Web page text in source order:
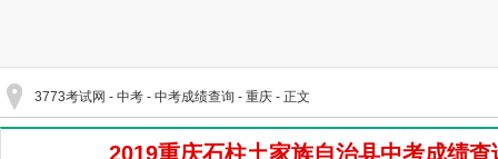
3773考试网 - 中考 - 中考成绩查询 - 重庆 - 正文
2019重庆石柱土家族自治县中考成绩